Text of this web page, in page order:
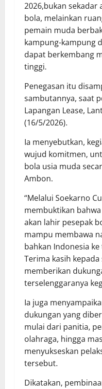
2026,bukan sekadar
bola, melainkan
pemain muda
kampung-kampung
dapat berkembang
tinggi.
Penegasan itu
sambutannya, saat
Lapangan Lease,
(16/5/2026).
Ia menyebutkan,
wujud komitmen,
bola usia muda
Ambon.
“Melalui Soekarno
membuktikan
akan lahir pesepak
mampu membawa
bahkan Indonesia
Terima kasih
memberikan
terselenggaranya
Ia juga
dukungan yang
mulai dari panitia,
olahraga, hingga
menyukseskan
tersebut.
Dikatakan,